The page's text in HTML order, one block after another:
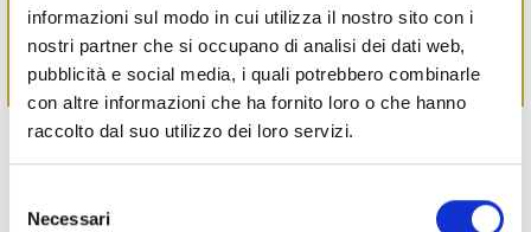
informazioni sul modo in cui utilizza il nostro sito con i
nostri partner che si occupano di analisi dei dati web,
pubblicità e social media, i quali potrebbero combinarle
con altre informazioni che ha fornito loro o che hanno
raccolto dal suo utilizzo dei loro servizi.
delNecessari
Alimentari:
Pescheria Ittica Estense - Via del Primaro, 62
QuinoaLab - Via del Primaro, 86
Le Carte d’Identità delle frazioni sono in continuo